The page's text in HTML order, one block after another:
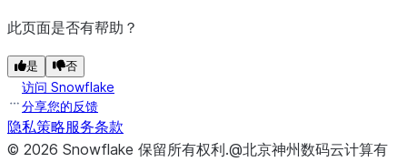
ACCOUNT_NAME
NAME
此页面是否有帮助？
是 否
访问 Snowflake
分享您的反馈
隐私策略服务条款
© 2026 Snowflake 保留所有权利.@北京神州数码云计算有